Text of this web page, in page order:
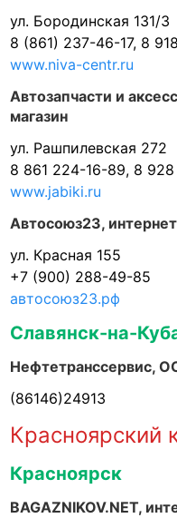
ул. Бородинская 131/3
8 (861) 237-46-17, 8
www.niva-centr.ru
Автозапчасти и
магазин
ул. Рашпилевская 272
8 861 224-16-89, 8
www.jabiki.ru
Автосоюз23,
ул. Красная 155
+7 (900) 288-49-85
автосоюз23.рф
Славянск-на-
Нефтетранссервис,
(86146)24913
Красноярский
Красноярск
BAGAZNIKOV.NET,